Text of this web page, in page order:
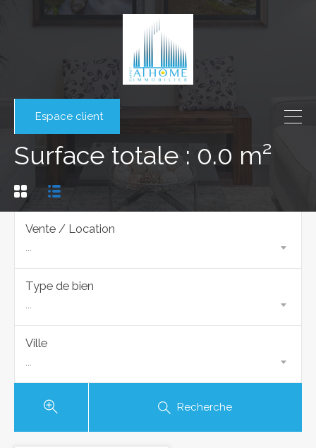
Espace client
Surface totale : 0.0 m²
Vente / Location
...
Type de bien
...
Ville
...
Recherche